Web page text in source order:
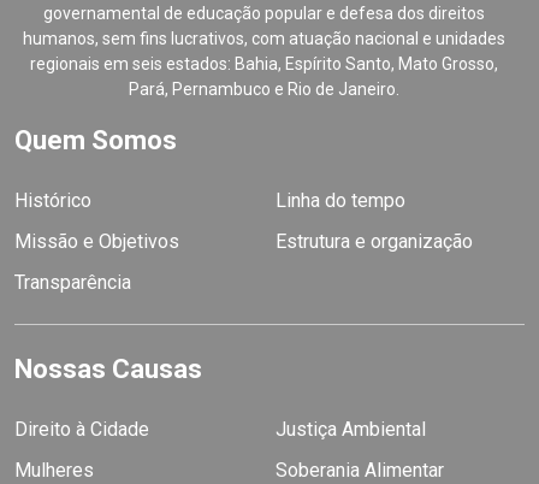
governamental de educação popular e defesa dos direitos
humanos, sem fins lucrativos, com atuação nacional e unidades
regionais em seis estados: Bahia, Espírito Santo, Mato Grosso,
Pará, Pernambuco e Rio de Janeiro.
Quem Somos
Histórico
Linha do tempo
Missão e Objetivos
Estrutura e organização
Transparência
Nossas Causas
Direito à Cidade
Justiça Ambiental
Mulheres
Soberania Alimentar